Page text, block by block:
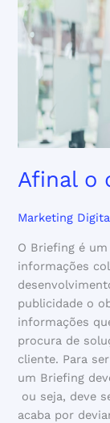
Afinal o
Marketing
O Briefing é
informações
publicidade o
informações
procura de
cliente. Para
um Briefing
ou seja, deve
acaba por
que
um
“briefing”?